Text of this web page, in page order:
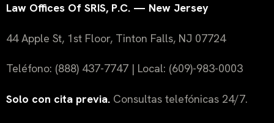
Law Offices Of SRIS, P.C. — New Jersey
44 Apple St, 1st Floor, Tinton Falls, NJ 07724
Teléfono: (888) 437-7747 | Local: (609)-983-0003
Solo con cita previa. Consultas telefónicas 24/7.